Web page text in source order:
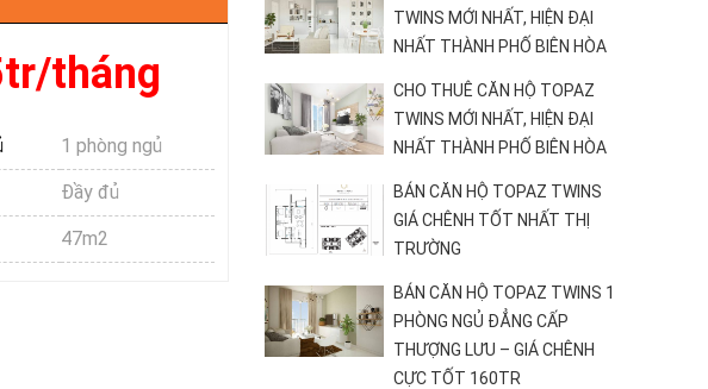
tháng
1 phòng ngủ
Đầy đủ
47m2
TWINS MỚI NHẤT, HIỆN ĐẠI
NHẤT THÀNH PHỐ BIÊN HÒA
CHO THUÊ CĂN HỘ TOPAZ
TWINS MỚI NHẤT, HIỆN ĐẠI
NHẤT THÀNH PHỐ BIÊN HÒA
BÁN CĂN HỘ TOPAZ TWINS
GIÁ CHÊNH TỐT NHẤT THỊ
TRƯỜNG
BÁN CĂN HỘ TOPAZ TWINS 1
PHÒNG NGỦ ĐẲNG CẤP
THƯỢNG LƯU – GIÁ CHÊNH
CỰC TỐT 160TR